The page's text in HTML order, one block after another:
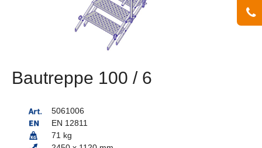
Bautreppe 100 / 6
5061006
EN 12811
71 kg